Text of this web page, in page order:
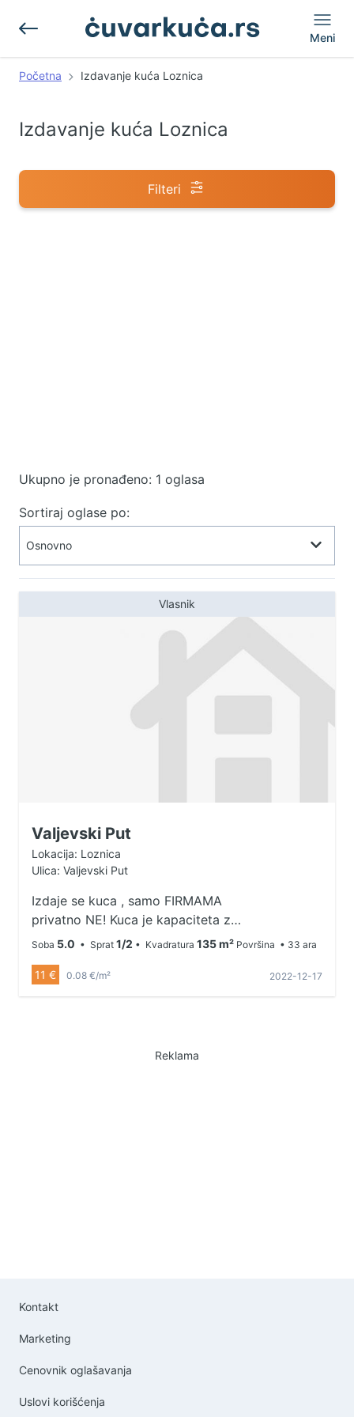
Meni
Početna Izdavanje kuća Loznica
Izdavanje kuća Loznica
Filteri
Ukupno je pronađeno: 1 oglasa
Sortiraj oglase po:
Vlasnik
Valjevski Put
Lokacija: Loznica
Ulica: Valjevski Put
Izdaje se kuca , samo FIRMAMA
privatno NE! Kuca je kapaciteta za
20 osoba. Izdaje se kuca sa 5 soba
.Kuca se izdaje FIRMAMA ZA
RADNIKE,privatno NE.Sobe su
kljuc.Kuca je tek(renovirana)sa
Soba 5.0 • Sprat 1/2 • Kvadratura 135 m² Površina • 33 ara
11 € 0.08 €/m² 2022-12-17
Reklama
Kontakt
Marketing
Cenovnik oglašavanja
Uslovi korišćenja